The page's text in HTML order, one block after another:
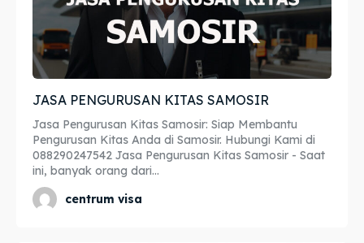
Apostille
Penerjemah
Asuransi
Blog
Apostille
Penerjemah
Asuransi
Blog
JASA PENGURUSAN KITAS SAMOSIR
Jasa Pengurusan Kitas Samosir: Siap Membantu
Pengurusan Kitas Anda di Samosir. Hubungi Kami di
088290247542 Jasa Pengurusan Kitas Samosir - Saat
ini, banyak orang dari...
centrum visa